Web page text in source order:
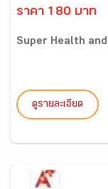
ราคา 180 บาท
Super Health
ดูรายละเอียด